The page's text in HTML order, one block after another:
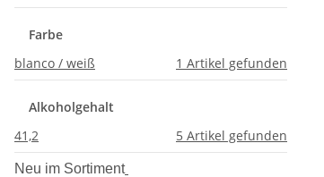
Farbe
blanco / weiß
1 Artikel gefunden
Alkoholgehalt
41,2
5 Artikel gefunden
Neu im Sortiment